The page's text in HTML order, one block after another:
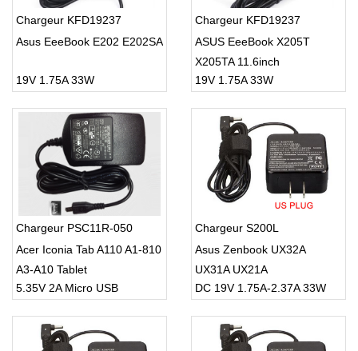
Chargeur KFD19237
Asus EeeBook E202 E202SA
19V 1.75A 33W
Chargeur KFD19237
ASUS EeeBook X205T
X205TA 11.6inch
19V 1.75A 33W
Chargeur PSC11R-050
Acer Iconia Tab A110 A1-810
A3-A10 Tablet
5.35V 2A Micro USB
Chargeur S200L
Asus Zenbook UX32A
UX31A UX21A
DC 19V 1.75A-2.37A 33W